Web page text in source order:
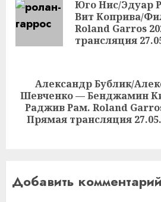
чтение
Юго Нис/Эдуар
Вит Коприва/
Roland Garros
трансляция
Следующая
запись:
Александр Бублик/
Шевченко — Бенджамин
Раджив Рам. Roland
Прямая трансляция
Добавить комментарий